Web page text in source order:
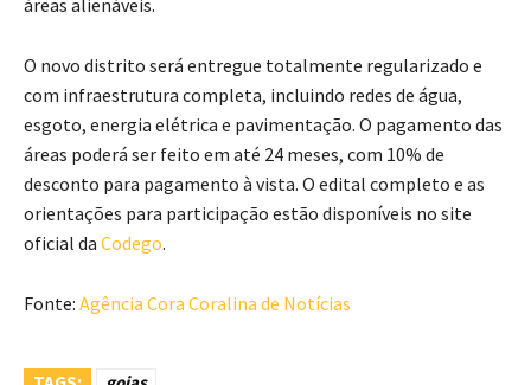
áreas alienáveis.
O novo distrito será entregue totalmente regularizado e
com infraestrutura completa, incluindo redes de água,
esgoto, energia elétrica e pavimentação. O pagamento das
áreas poderá ser feito em até 24 meses, com 10% de
desconto para pagamento à vista. O edital completo e as
orientações para participação estão disponíveis no site
oficial da Codego.
Fonte: Agência Cora Coralina de Notícias